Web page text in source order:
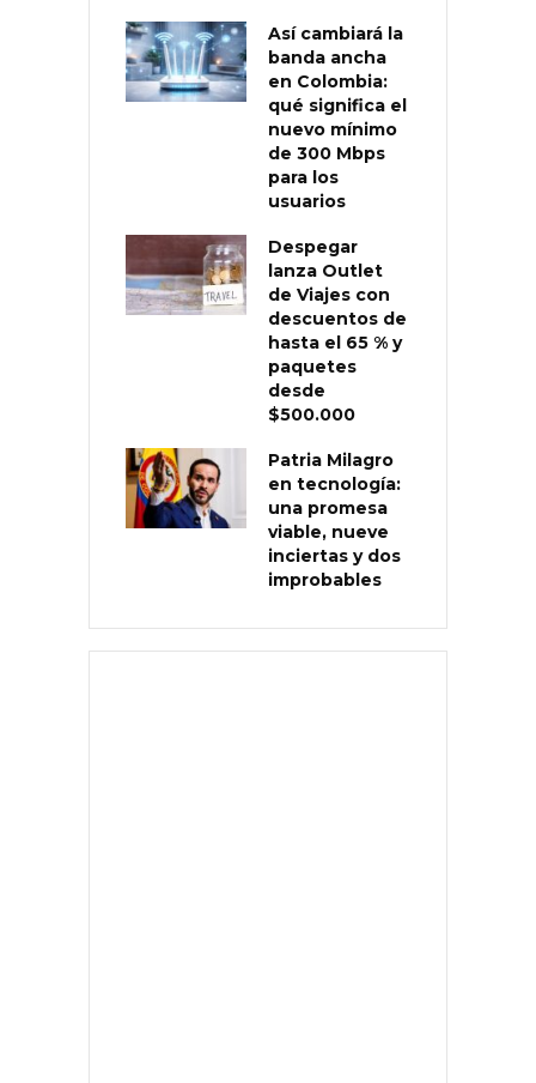
Así cambiará la
banda ancha
en Colombia:
qué significa el
nuevo mínimo
de 300 Mbps
para los
usuarios
Despegar
lanza Outlet
de Viajes con
descuentos de
hasta el 65 % y
paquetes
desde
$500.000
Patria Milagro
en tecnología:
una promesa
viable, nueve
inciertas y dos
improbables